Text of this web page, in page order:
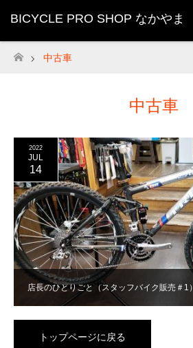
BICYCLE PRO SHOP なかやま
ホーム
中古車
中古車
店長のひとりごと（スタッフバイク販売＃1）
2022
JUL
14
トップページに戻る